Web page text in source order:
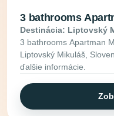
3 bathrooms
Destinácia: Liptovský
3 bathrooms Apartman
Liptovský Mikuláš,
ďalšie informácie.